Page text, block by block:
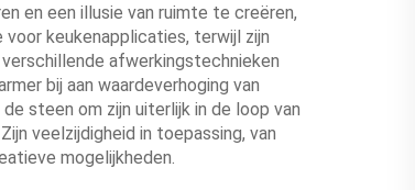
en een illusie van ruimte te creëren,
keukenapplicaties, terwijl zijn
afwerkingstechnieken
bij aan waardeverhoging van
steen om zijn uiterlijk in de loop van
veelzijdigheid in toepassing, van
mogelijkheden.